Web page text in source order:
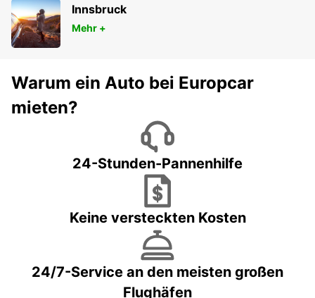
Innsbruck
Mehr +
Warum ein Auto bei Europcar
mieten?
24-Stunden-Pannenhilfe
Keine versteckten Kosten
24/7-Service an den meisten großen
Flughäfen